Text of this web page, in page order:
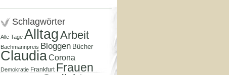
Schlagwörter
Alle Tage AlltagArbeit
Bachmannpreis Bloggen Bücher
ClaudiaCorona
Demokratie Frankfurt Frauen